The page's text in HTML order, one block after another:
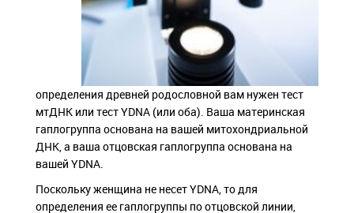
определения древней родословной вам нужен тест
мтДНК или тест YDNA (или оба). Ваша материнская
гаплогруппа основана на вашей митохондриальной
ДНК, а ваша отцовская гаплогруппа основана на
вашей YDNA.
Поскольку женщина не несет YDNA, то для
определения ее гаплогруппы по отцовской линии,